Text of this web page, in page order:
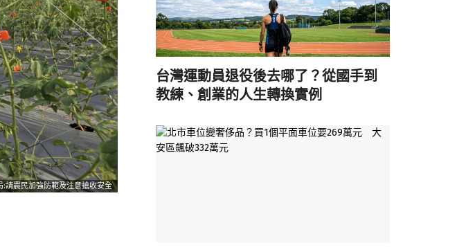
農民加強防範及注意搶收安全
台灣運動員退役後去哪了？從國手到
教練、創業的人生轉換實例